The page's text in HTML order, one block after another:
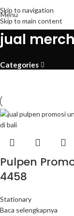
Skip to navigation
Skip to main content
Menu
jual
Categories
Pulpen
4458
Stationary
Baca selengkapnya